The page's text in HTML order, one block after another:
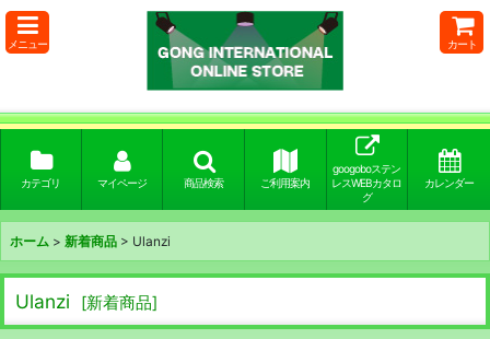
メニュー カート
カテゴリ マイページ 商品検索 ご利用案内
googoboステン
レスWEBカタロ
グ
カレンダー
ホーム > 新着商品 > Ulanzi
Ulanzi [新着商品]